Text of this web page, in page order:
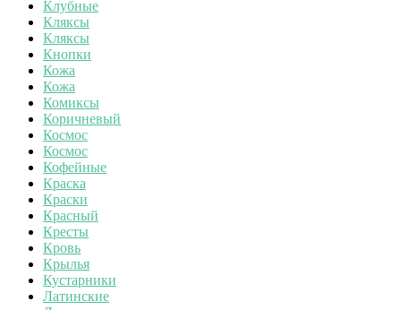
Клубные
Кляксы
Кляксы
Кнопки
Кожа
Кожа
Комиксы
Коричневый
Космос
Космос
Кофейные
Краска
Краски
Красный
Кресты
Кровь
Крылья
Кустарники
Латинские